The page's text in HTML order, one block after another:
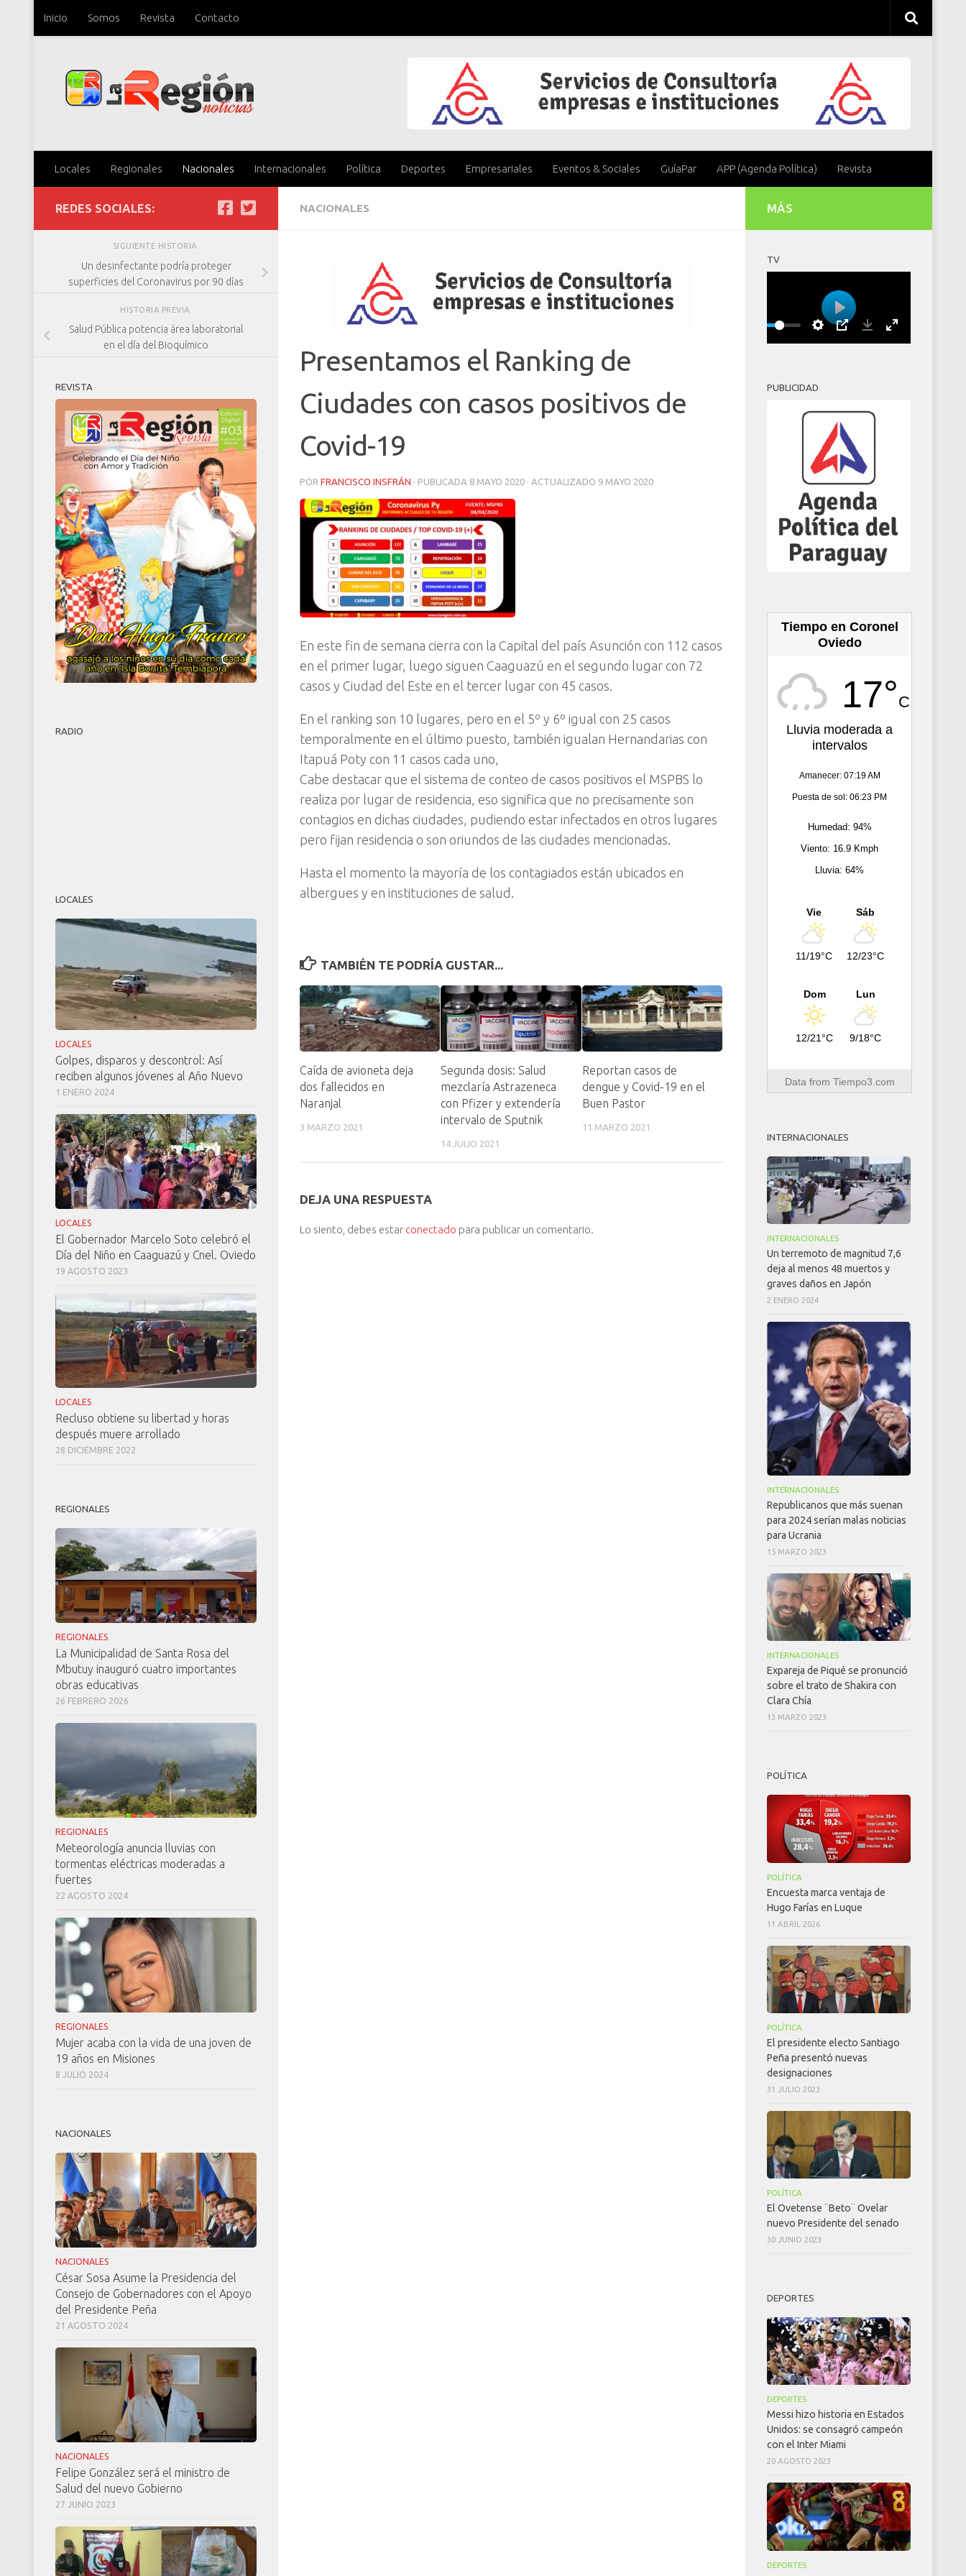
Saltar al contenido
Inicio Somos Revista Contacto
Locales Regionales Nacionales Internacionales Política Deportes Empresariales Eventos & Sociales GuíaPar APP (Agenda Política) Revista
NACIONALES
Presentamos el Ranking de
Ciudades con casos positivos de
Covid-19
POR FRANCISCO INSFRÁN · PUBLICADA 8 MAYO 2020 · ACTUALIZADO 9 MAYO 2020
En este fin de semana cierra con la Capital del país Asunción con 112 casos
en el primer lugar, luego siguen Caaguazú en el segundo lugar con 72
casos y Ciudad del Este en el tercer lugar con 45 casos.
En el ranking son 10 lugares, pero en el 5º y 6º igual con 25 casos
temporalmente en el último puesto, también igualan Hernandarias con
Itapuá Poty con 11 casos cada uno,
Cabe destacar que el sistema de conteo de casos positivos el MSPBS lo
realiza por lugar de residencia, eso significa que no precisamente son
contagios en dichas ciudades, pudiendo estar infectados en otros lugares
pero fijan residencia o son oriundos de las ciudades mencionadas.
Hasta el momento la mayoría de los contagiados están ubicados en
albergues y en instituciones de salud.
TAMBIÉN TE PODRÍA GUSTAR...
Caída de avioneta deja
dos fallecidos en
Naranjal
3 MARZO 2021
Segunda dosis: Salud
mezclaría Astrazeneca
con Pfizer y extendería
intervalo de Sputnik
14 JULIO 2021
Reportan casos de
dengue y Covid-19 en el
Buen Pastor
11 MARZO 2021
DEJA UNA RESPUESTA
Lo siento, debes estar conectado para publicar un comentario.
REDES SOCIALES:
SIGUIENTE HISTORIA
Un desinfectante podría proteger
superficies del Coronavirus por 90 días
HISTORIA PREVIA
Salud Pública potencia área laboratorial
en el día del Bioquímico
REVISTA
RADIO
LOCALES
LOCALES
Golpes, disparos y descontrol: Así
reciben algunos jóvenes al Año Nuevo
1 ENERO 2024
LOCALES
El Gobernador Marcelo Soto celebró el
Día del Niño en Caaguazú y Cnel. Oviedo
19 AGOSTO 2023
LOCALES
Recluso obtiene su libertad y horas
después muere arrollado
28 DICIEMBRE 2022
REGIONALES
REGIONALES
La Municipalidad de Santa Rosa del
Mbutuy inauguró cuatro importantes
obras educativas
26 FEBRERO 2026
REGIONALES
Meteorología anuncia lluvias con
tormentas eléctricas moderadas a
fuertes
22 AGOSTO 2024
REGIONALES
Mujer acaba con la vida de una joven de
19 años en Misiones
8 JULIO 2024
NACIONALES
NACIONALES
César Sosa Asume la Presidencia del
Consejo de Gobernadores con el Apoyo
del Presidente Peña
21 AGOSTO 2024
NACIONALES
Felipe González será el ministro de
Salud del nuevo Gobierno
27 JUNIO 2023
MÁS
TV
Play
PUBLICIDAD
Tiempo en Coronel
Oviedo
17°C
Lluvia moderada a
intervalos
Amanecer: 07:19 AM
Puesta de sol: 06:23 PM
Humedad: 94%
Viento: 16.9 Kmph
Lluvia: 64%
Vie
11/19°C
Sáb
12/23°C
Dom
12/21°C
Lun
9/18°C
Data from Tiempo3.com
INTERNACIONALES
INTERNACIONALES
Un terremoto de magnitud 7,6
deja al menos 48 muertos y
graves daños en Japón
2 ENERO 2024
INTERNACIONALES
Republicanos que más suenan
para 2024 serían malas noticias
para Ucrania
15 MARZO 2023
INTERNACIONALES
Expareja de Piqué se pronunció
sobre el trato de Shakira con
Clara Chía
13 MARZO 2023
POLÍTICA
POLÍTICA
Encuesta marca ventaja de
Hugo Farías en Luque
11 ABRIL 2026
POLÍTICA
El presidente electo Santiago
Peña presentó nuevas
designaciones
31 JULIO 2023
POLÍTICA
El Ovetense ¨Beto¨ Ovelar
nuevo Presidente del senado
30 JUNIO 2023
DEPORTES
DEPORTES
Messi hizo historia en Estados
Unidos: se consagró campeón
con el Inter Miami
20 AGOSTO 2023
DEPORTES